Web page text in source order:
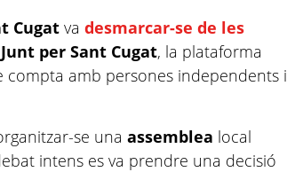
Cugat vadesmarcar-se de les
Junt per Sant Cugat, la plataforma
compta amb persones independents i
se unaassemblea local
intens es va prendre una decisió